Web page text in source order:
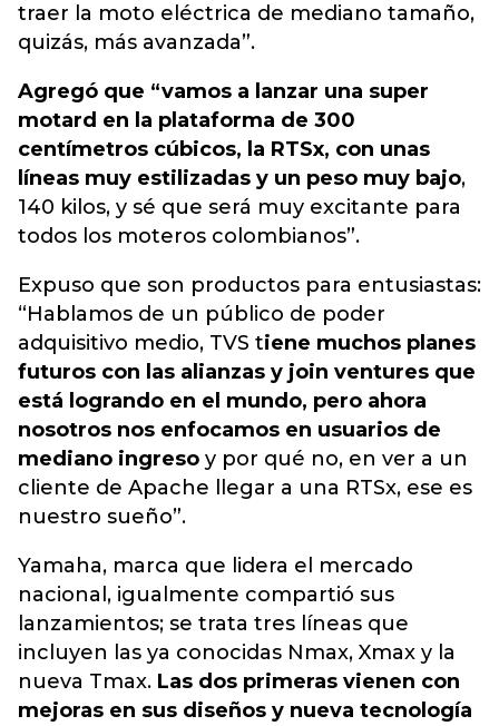
traer la moto eléctrica de mediano tamaño,
quizás, más avanzada”.
Agregó que “vamos a lanzar una super
motard en la plataforma de 300
centímetros cúbicos, la RTSx, con unas
líneas muy estilizadas y un peso muy bajo,
140 kilos, y sé que será muy excitante para
todos los moteros colombianos”.
Expuso que son productos para entusiastas:
“Hablamos de un público de poder
adquisitivo medio, TVS tiene muchos planes
futuros con las alianzas y join ventures que
está logrando en el mundo, pero ahora
nosotros nos enfocamos en usuarios de
mediano ingreso y por qué no, en ver a un
cliente de Apache llegar a una RTSx, ese es
nuestro sueño”.
Yamaha, marca que lidera el mercado
nacional, igualmente compartió sus
lanzamientos; se trata tres líneas que
incluyen las ya conocidas Nmax, Xmax y la
nueva Tmax. Las dos primeras vienen con
mejoras en sus diseños y nueva tecnología